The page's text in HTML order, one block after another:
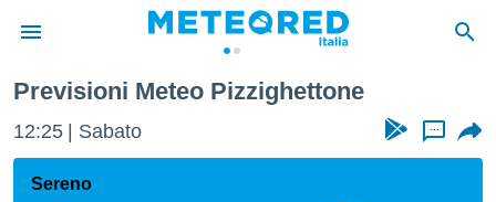
di
Previsioni Meteo Pizzighettone
12:25 Sabato ...
Sereno